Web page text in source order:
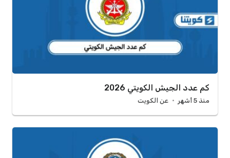
كم عدد الجيش الكويتي 2026
منذ 5 أشهر عن الكويت